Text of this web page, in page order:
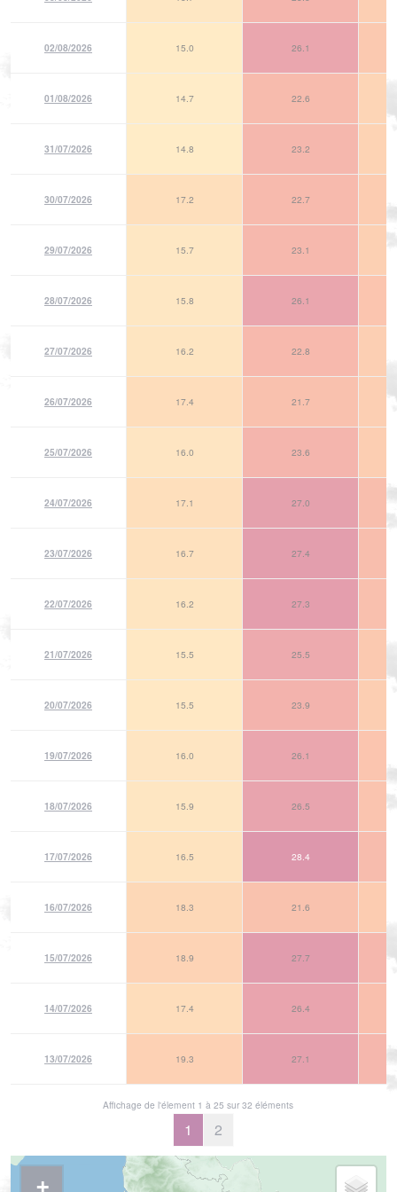
02/08/2026 15.0 26.1
01/08/2026 14.7 22.6
31/07/2026 14.8 23.2
30/07/2026 17.2 22.7
29/07/2026 15.7 23.1
28/07/2026 15.8 26.1
27/07/2026 16.2 22.8
26/07/2026 17.4 21.7
25/07/2026 16.0 23.6
24/07/2026 17.1 27.0
23/07/2026 16.7 27.4
22/07/2026 16.2 27.3
21/07/2026 15.5 25.5
20/07/2026 15.5 23.9
19/07/2026 16.0 26.1
18/07/2026 15.9 26.5
17/07/2026 16.5 28.4
16/07/2026 18.3 21.6
15/07/2026 18.9 27.7
14/07/2026 17.4 26.4
13/07/2026 19.3 27.1
Affichage de l'élement 1 à 25 sur 32 éléments
1 2
+